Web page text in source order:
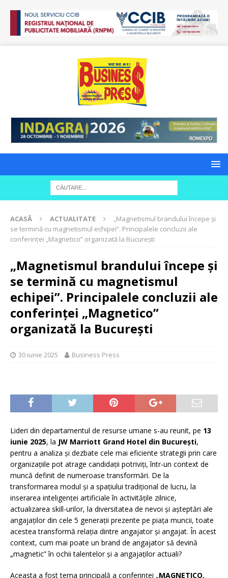
ACASĂ ACTUALITATE
„Magnetismul brandului începe și
se termină cu magnetismul echipei”. Principalele concluzii ale
conferinței „Magnetico” organizată la București
„Magnetismul brandului începe și
se termină cu magnetismul
echipei”. Principalele concluzii ale
conferinței „Magnetico”
organizată la București
30 iunie 2025 Business Press
Lideri din departamentul de resurse umane s-au reunit, pe 13
iunie 2025, la JW Marriott Grand Hotel din București,
pentru a analiza și dezbate cele mai eficiente strategii prin care
organizațiile pot atrage candidații potriviți, într-un context de
muncă definit de numeroase transformări. De la
transformarea modul și a spațiului tradițional de lucru, la
inserarea inteligenței artificiale în activitățile zilnice,
actualizarea skill-urilor, la diversitatea de nevoi și așteptări ale
angajaților din cele 5 generații prezente pe piața muncii, toate
acestea transformă relația dintre angajator și angajat. În acest
context, cum mai poate un brand de angajator să devină
„magnetic” în ochii talentelor și a angajaților actuali?
Aceasta a fost tema principală a conferinței „MAGNETICO.